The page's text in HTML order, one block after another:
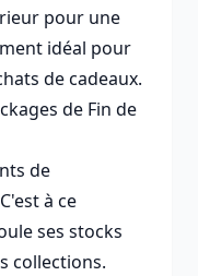
pour une
idéal pour
de cadeaux.
de Fin de
de
à ce
ses stocks
collections.